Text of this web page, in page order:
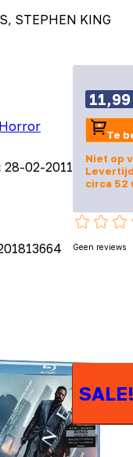
STEPHEN KING
28-02-2011
11,99
Te
Niet op
circa 52
Geen reviews
SALE!